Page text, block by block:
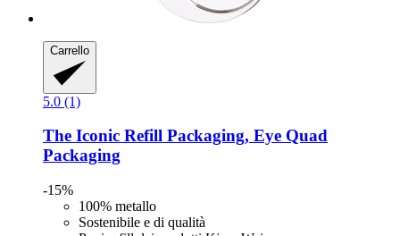
Carrello
5.0 (1)
The Iconic Refill Packaging, Eye Quad
Packaging
-15%
100% metallo
Sostenibile e di qualità